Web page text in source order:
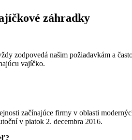
záhradky
zodpovedá našim požiadavkám a
vajíčko.
začínajúce firmy v oblasti
v piatok 2. decembra 2016.